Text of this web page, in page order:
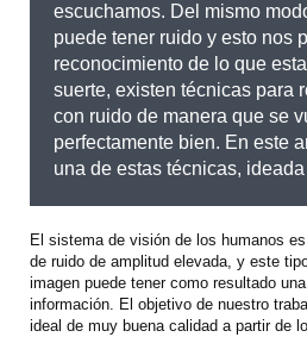
escuchamos. Del mismo
puede tener ruido y esto nos
reconocimiento de lo que
suerte, existen técnicas para
con ruido de manera que se
perfectamente bien. En este
una de estas técnicas,
El sistema de visión de los humanos
de ruido de amplitud elevada, y este
imagen puede tener como resultado
información. El objetivo de nuestro
ideal de muy buena calidad a partir de